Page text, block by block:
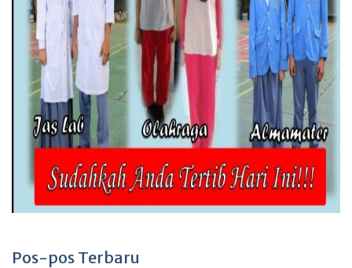
Pos-pos Terbaru